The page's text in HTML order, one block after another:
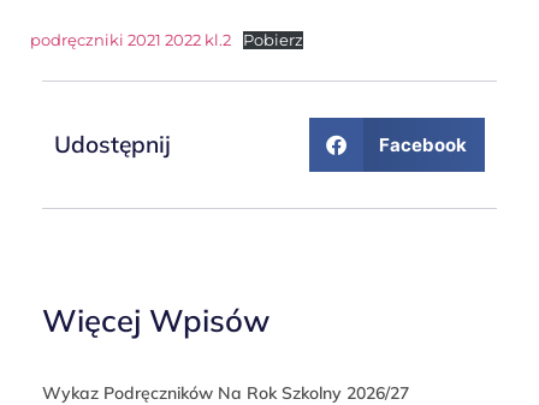
podręczniki 2021 2022 kl.2 Pobierz
Udostępnij Facebook
Więcej Wpisów
Wykaz Podręczników Na Rok Szkolny 2026/27